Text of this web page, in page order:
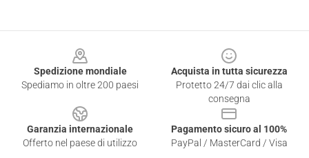
Spedizione mondiale
Spediamo in oltre 200 paesi
Acquista in tutta sicurezza
Protetto 24/7 dai clic alla
consegna
Garanzia internazionale
Offerto nel paese di utilizzo
Pagamento sicuro al 100%
PayPal / MasterCard / Visa